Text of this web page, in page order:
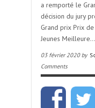
a remporté le
décision du jury
Grand prix Prix
Jeunes Meilleure…
03 février 2020 by
Comments